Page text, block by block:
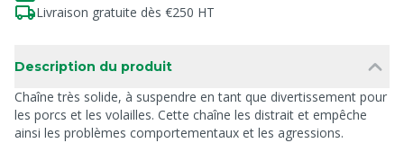
Livraison gratuite dès €250 HT
Description du produit
Chaîne très solide, à suspendre en tant que divertissement pour
les porcs et les volailles. Cette chaîne les distrait et empêche
ainsi les problèmes comportementaux et les agressions.